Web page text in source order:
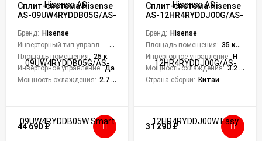
Сплит-система Hisense
AS-09UW4RYDDB05G/AS-
DC Inverter
Бренд: Hisense
Инверторный тип управления:
Да
Площадь помещения: 25 кв. м.
Инверторное управление: Да
Мощность охлаждения: 2.7 кВт
44 690₽
Сплит-система Hisense
AS-12HR4RYDDJ00G/AS-
Classic A
Бренд: Hisense
Площадь помещения: 35 кв. м.
Инверторное управление: Нет
Мощность охлаждения: 3.2 кВт
Страна сборки: Китай
31 290₽